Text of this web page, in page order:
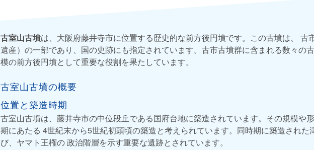
古室山古墳は、大阪府藤井寺市に位置する歴史的な前方後円墳です。この古墳は、 古
遺産）の一部であり、国の史跡にも指定されています。古市古墳群に含まれる数々の
模の前方後円墳として重要な役割を果たしています。
古室山古墳の概要
位置と築造時期
古室山古墳は、藤井寺市の中位段丘である国府台地に築造されています。その規模や
期にあたる 4世紀末から5世紀初頭頃の築造と考えられています。同時期に築造された
び、ヤマト王権の 政治階層を示す重要な遺跡とされています。